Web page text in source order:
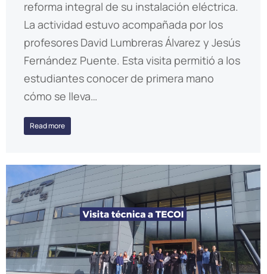
reforma integral de su instalación eléctrica.
La actividad estuvo acompañada por los
profesores David Lumbreras Álvarez y Jesús
Fernández Puente. Esta visita permitió a los
estudiantes conocer de primera mano
cómo se lleva…
Read more